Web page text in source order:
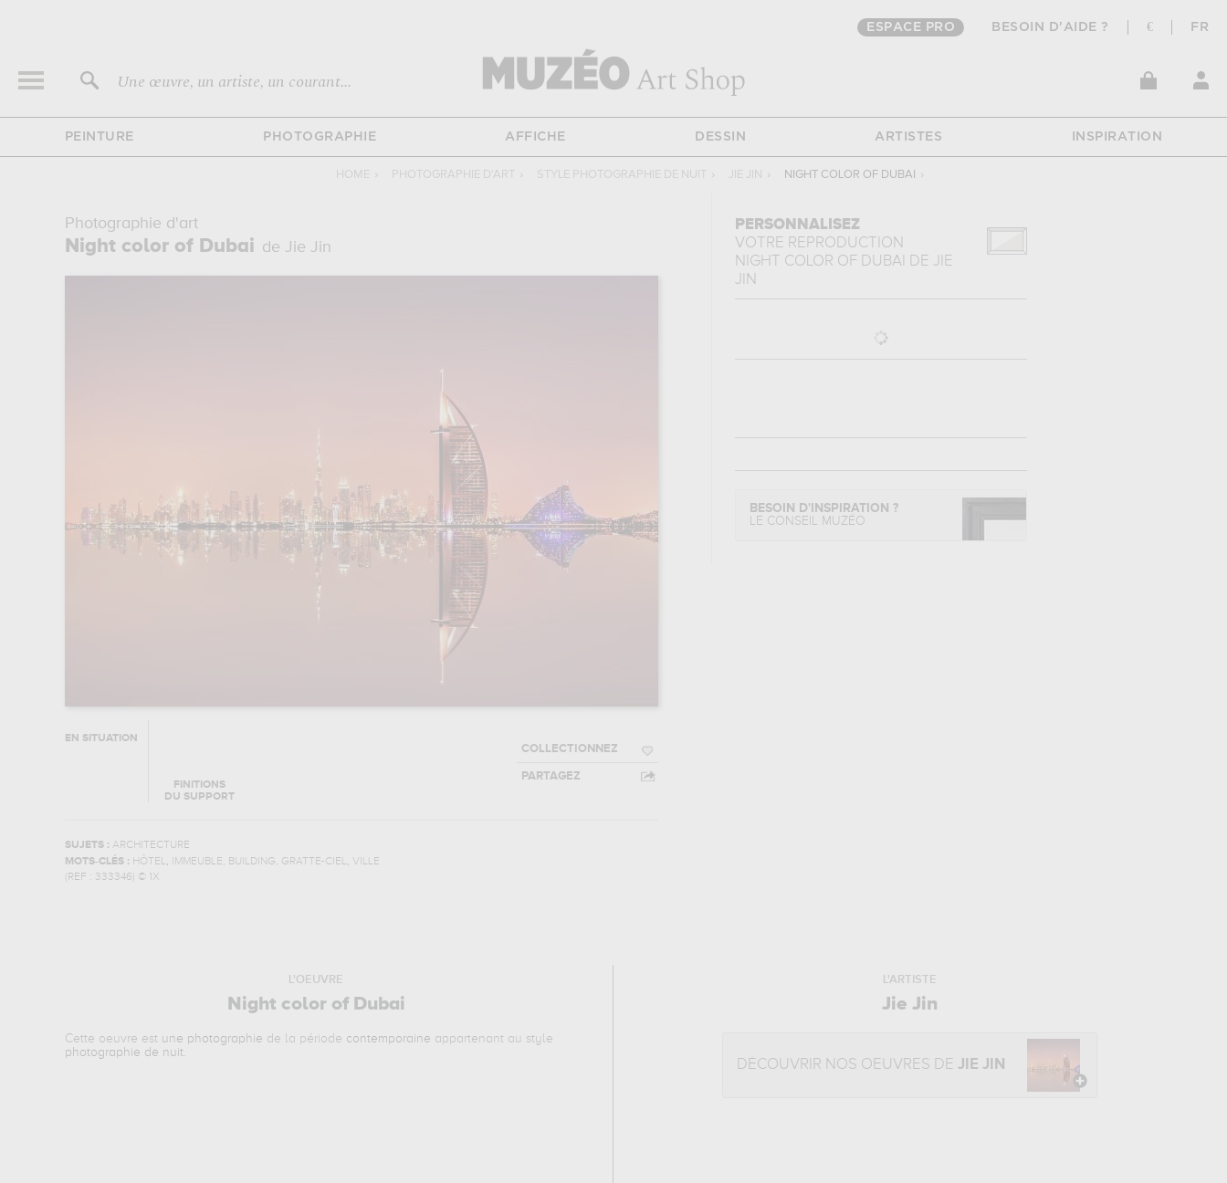
ESPACE PRO BESOIN D'AIDE ? € FR
Une œuvre, un artiste, un courant...
PEINTURE PHOTOGRAPHIE AFFICHE DESSIN ARTISTES INSPIRATION
HOME › PHOTOGRAPHIE D'ART › STYLE PHOTOGRAPHIE DE NUIT › JIE JIN › NIGHT COLOR OF DUBAI ›
Photographie d'art
Night color of Dubai de Jie Jin
EN SITUATION
FINITIONS
DU SUPPORT
COLLECTIONNEZ
PARTAGEZ
SUJETS : ARCHITECTURE
MOTS-CLÉS : HÔTEL, IMMEUBLE, BUILDING, GRATTE-CIEL, VILLE
(REF : 333346) © 1X
PERSONNALISEZ
VOTRE REPRODUCTION
NIGHT COLOR OF DUBAI
DE JIE
JIN
BESOIN D'INSPIRATION ?
LE CONSEIL MUZÉO
L'OEUVRE
Night color of Dubai
Cette oeuvre est une photographie de la période contemporaine appartenant au style
photographie de nuit.
L'ARTISTE
Jie Jin
DÉCOUVRIR NOS OEUVRES DEJIE JIN